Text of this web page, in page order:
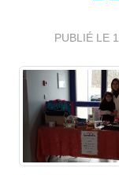
PUBLIÉ LE